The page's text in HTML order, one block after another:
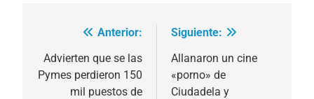
Navegación
de
entradas
Anterior:
Advierten que se las
Pymes perdieron 150
mil puestos de
Siguiente:
Allanaron un cine
«porno» de
Ciudadela y